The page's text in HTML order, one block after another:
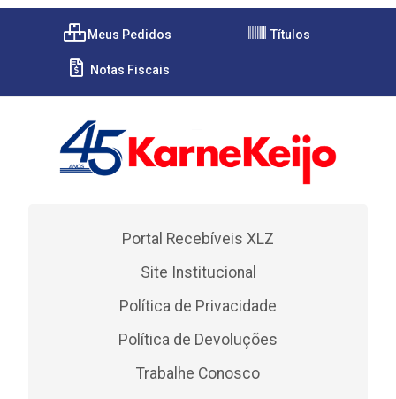
Meus Pedidos Títulos
Notas Fiscais
Portal Recebíveis XLZ
Site Institucional
Política de Privacidade
Política de Devoluções
Trabalhe Conosco